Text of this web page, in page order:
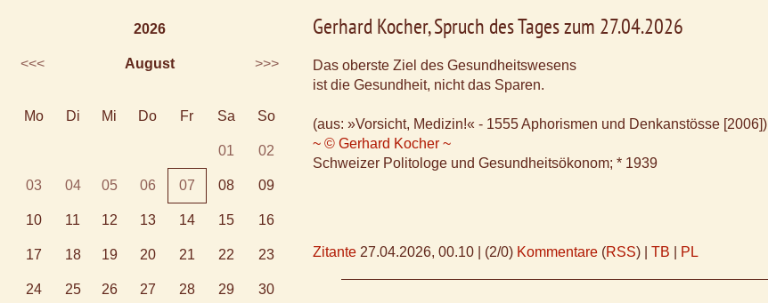
Gerhard Kocher, Spruch des Tages zum 27.04.2026
Das oberste Ziel des Gesundheitswesens
ist die Gesundheit, nicht das Sparen.
(aus: »Vorsicht, Medizin!« - 1555 Aphorismen und Denkanstösse [2006])
~ © Gerhard Kocher ~
Schweizer Politologe und Gesundheitsökonom; * 1939
Zitante 27.04.2026, 00.10 (2/0) Kommentare (RSS) | TB PL
2026
<<< August >>>
Mo Di Mi Do Fr Sa So
01 02
03 04 05 06 07 08 09
10 11 12 13 14 15 16
17 18 19 20 21 22 23
24 25 26 27 28 29 30